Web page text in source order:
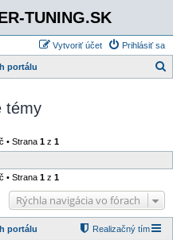
TUNING.SK
Prihlásiť sa
Vytvoriť účet
portálu
témy
• Strana 1z 1
• Strana 1z 1
Rýchla navigácia vo fórach
portálu Realizačný tím